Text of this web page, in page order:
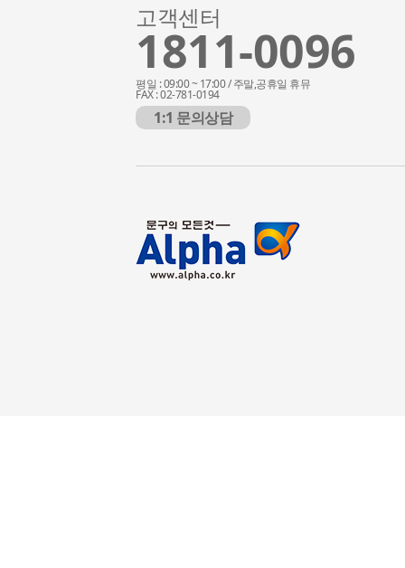
고객센터
1811-0096
평일 : 09:00 ~ 17:00 / 주말,공휴일 휴뮤
FAX : 02-781-0194
1:1 문의상담